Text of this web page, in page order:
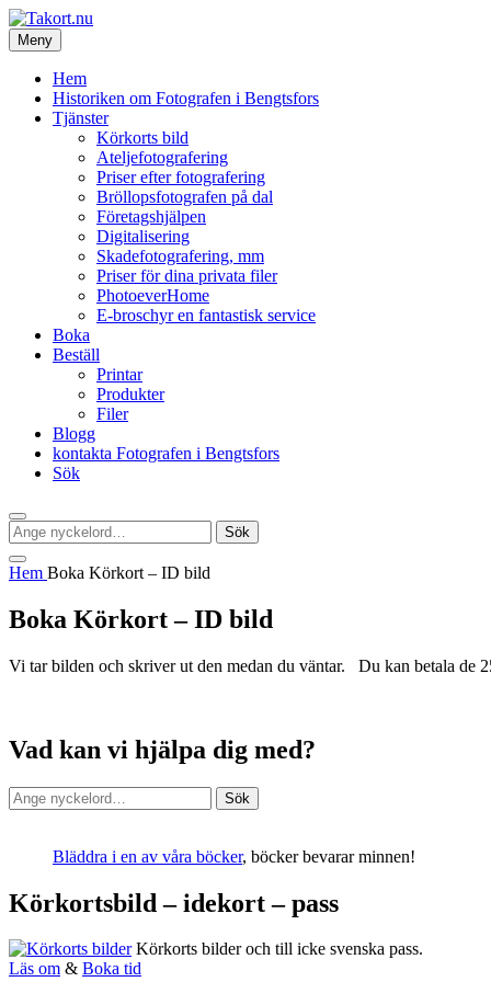
Hoppa
till
innehåll
Takort.nu
Meny
Hem
Historiken om Fotografen i Bengtsfors
Tjänster
Körkorts bild
Ateljefotografering
Priser efter fotografering
Bröllopsfotografen på dal
Företagshjälpen
Digitalisering
Skadefotografering, mm
Priser för dina privata filer
PhotoeverHome
E-broschyr en fantastisk service
Boka
Beställ
Printar
Produkter
Filer
Blogg
kontakta Fotografen i Bengtsfors
Sök
Sök
Sök
efter:
Sök
Social
meny
Hem Boka Körkort – ID bild
Boka Körkort – ID bild
Vi tar bilden och skriver ut den medan du väntar. Du kan betala de
Vad kan vi hjälpa dig med?
Sök
efter:
Sök
Bläddra i en av våra böcker, böcker bevarar minnen!
Körkortsbild – idekort – pass
Körkorts bilder och till icke svenska pass.
Läs om & Boka tid